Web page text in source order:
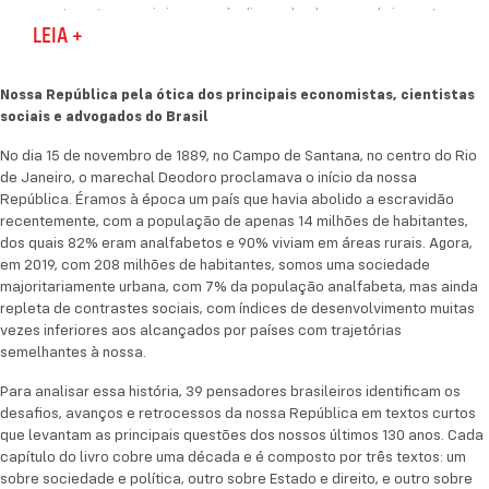
contrastes sociais, com índices de desenvolvimento
muitas vezes inferiores aos alcançados por países
Para analisar essa história, 39 pensadores
retrocessos da nossa República em textos curtos
que levantam as principais questões dos nossos
últimos 130 anos. Cada capítulo do livro cobre uma
década e é composto por três textos: um sobre
sociedade e política, outro sobre Estado e direito, e
outro sobre governo e economia.
Seguindo os pontos de vista particulares dos
autores, diferentes e complementares entre si,
cabe ao leitor juntar as peças do mosaico
apresentado para entender o processo que
culminou com a República como a conhecemos em
2019 e os desafios que se anunciam para o futuro.
LEIA +
Nossa República pela ótica dos principais economistas, cientistas
sociais e advogados do Brasil
No dia 15 de novembro de 1889, no Campo de Santana, no centro do Rio
de Janeiro, o marechal Deodoro proclamava o início da nossa
República. Éramos à época um país que havia abolido a escravidão
recentemente, com a população de apenas 14 milhões de habitantes,
dos quais 82% eram analfabetos e 90% viviam em áreas rurais. Agora,
em 2019, com 208 milhões de habitantes, somos uma sociedade
majoritariamente urbana, com 7% da população analfabeta, mas ainda
repleta de contrastes sociais, com índices de desenvolvimento muitas
vezes inferiores aos alcançados por países com trajetórias
semelhantes à nossa.
Para analisar essa história, 39 pensadores brasileiros identificam os
desafios, avanços e retrocessos da nossa República em textos curtos
que levantam as principais questões dos nossos últimos 130 anos. Cada
capítulo do livro cobre uma década e é composto por três textos: um
sobre sociedade e política, outro sobre Estado e direito, e outro sobre